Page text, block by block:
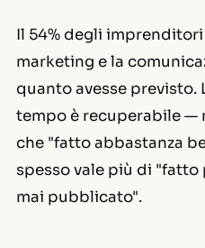
Il 54% degli
marketing e la
quanto avesse previsto.
tempo è recuperabile —
che "fatto abbastanza
spesso vale più di "fatto
mai pubblicato".